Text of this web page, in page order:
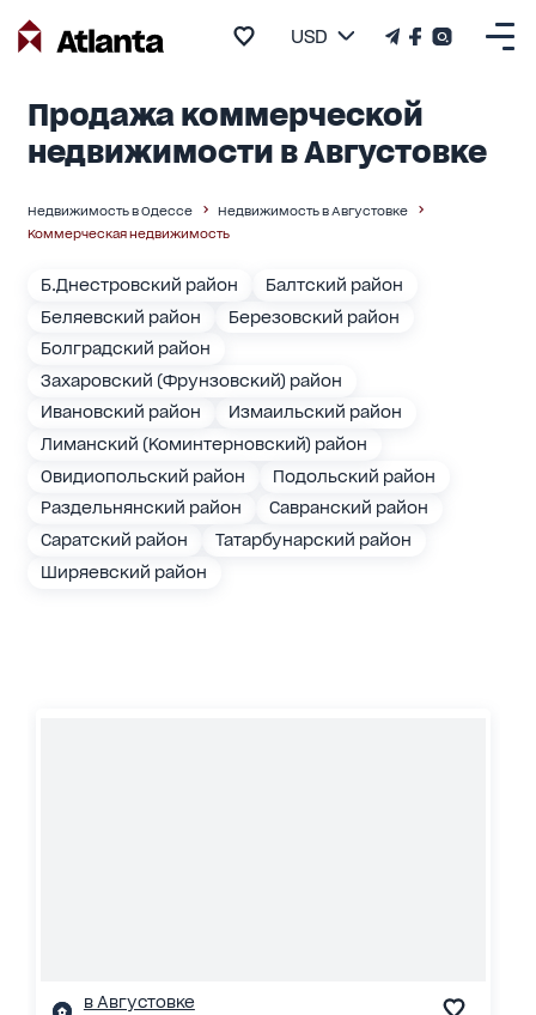
USD
Продажа коммерческой
недвижимости в Августовке
Недвижимость в Одессе
Недвижимость в Августовке
Коммерческая недвижимость
Б.Днестровский район
Балтский район
Беляевский район
Березовский район
Болградский район
Захаровский (Фрунзовский) район
Ивановский район
Измаильский район
Лиманский (Коминтерновский) район
Овидиопольский район
Подольский район
Раздельнянский район
Савранский район
Саратский район
Татарбунарский район
Ширяевский район
в Августовке